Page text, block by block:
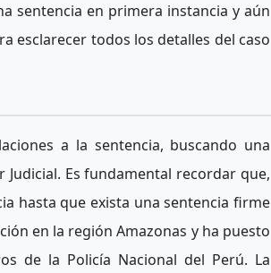
sentencia en primera instancia y aún
esclarecer todos los detalles del caso
a la sentencia, buscando una
Es fundamental recordar que,
hasta que exista una sentencia firme
en la región Amazonas y ha puesto
de la Policía Nacional del Perú. La